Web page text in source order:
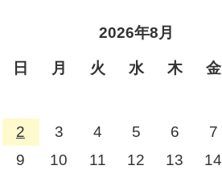
2026年8月
日 月 火 水 木 金
2
3 4 5 6 7
9
10 11 12 13 14